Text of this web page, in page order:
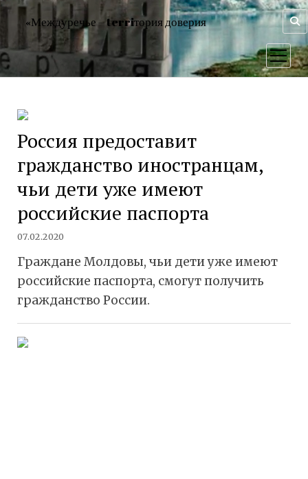
«Междуречье – terriтория доверия
меню
Россия предоставит
гражданство иностранцам,
чьи дети уже имеют
российские паспорта
07.02.2020
Граждане Молдовы, чьи дети уже имеют
российские паспорта, смогут получить
гражданство России.